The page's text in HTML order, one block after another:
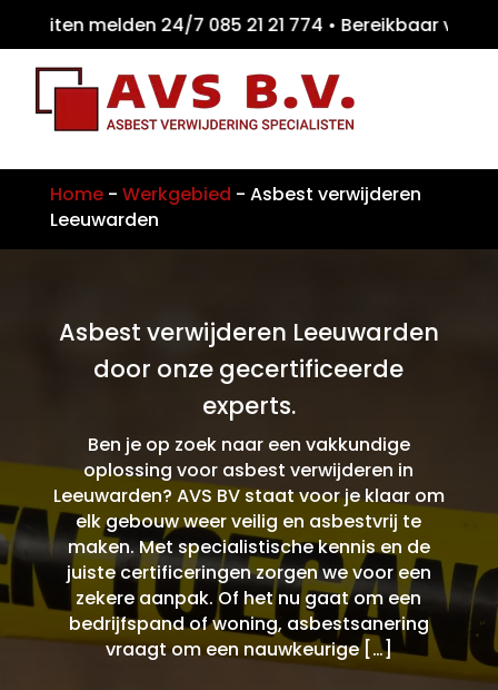
melden 24/7 085 21 21 774 •
Home- Werkgebied - Asbest verwijderen
Leeuwarden
Asbest verwijderen Leeuwarden
door onze gecertificeerde
experts.
Ben je op zoek naar een vakkundige
oplossing voor asbest verwijderen in
Leeuwarden? AVS BV staat voor je klaar om
elk gebouw weer veilig en asbestvrij te
maken. Met specialistische kennis en de
juiste certificeringen zorgen we voor een
zekere aanpak. Of het nu gaat om een
bedrijfspand of woning, asbestsanering
vraagt om een nauwkeurige […]